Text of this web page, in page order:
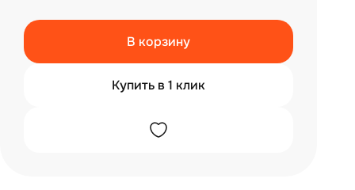
В корзину
Купить в 1 клик